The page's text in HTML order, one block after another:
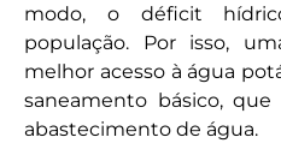
modo, o déficit
população. Por isso,
melhor acesso à água
saneamento básico,
abastecimento de água.